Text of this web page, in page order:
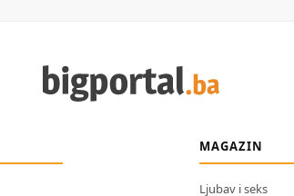
MAGAZIN
Ljubav i seks